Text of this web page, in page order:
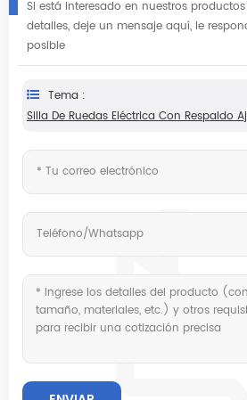
Si está interesado en nuestros
detalles, deje un mensaje aquí, le
posible
Tema :
Silla De Ruedas Eléctrica Con Respaldo